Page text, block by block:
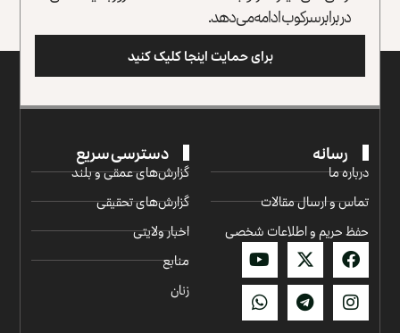
در برابر سرکوب ادامه می‌دهد.
برای حمایت اینجا کلیک کنید
رسانه
درباره ما
تماس و ارسال مقالات
حفظ حریم و اطلاعات شخصی
دسترسی سریع
گزارش‌‌های عمقی و بلند
گزارش‌های تحقیقی
اخبار ولایتی
منابع
زنان